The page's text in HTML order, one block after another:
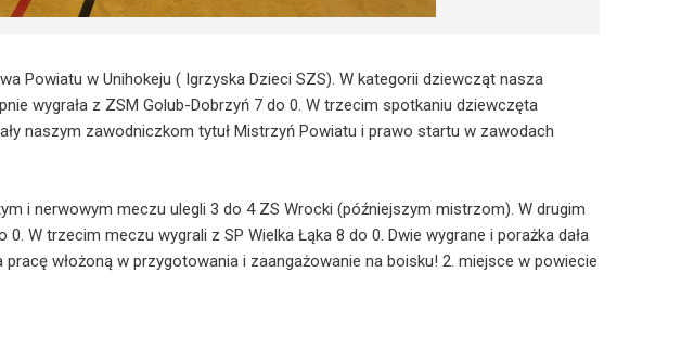
Powiatu w Unihokeju ( Igrzyska Dzieci SZS). W kategorii dziewcząt nasza
wygrała z ZSM Golub-Dobrzyń 7 do 0. W trzecim spotkaniu dziewczęta
naszym zawodniczkom tytuł Mistrzyń Powiatu i prawo startu w zawodach
i nerwowym meczu ulegli 3 do 4 ZS Wrocki (późniejszym mistrzom). W drugim
W trzecim meczu wygrali z SP Wielka Łąka 8 do 0. Dwie wygrane i porażka dała
włożoną w przygotowania i zaangażowanie na boisku! 2. miejsce w powiecie